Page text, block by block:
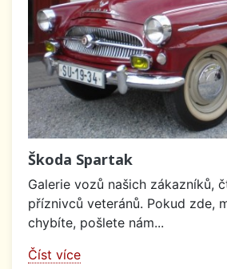
Škoda Spartak
Galerie vozů našich zákazníků,
příznivců veteránů. Pokud zde,
chybíte, pošlete nám...
Číst více